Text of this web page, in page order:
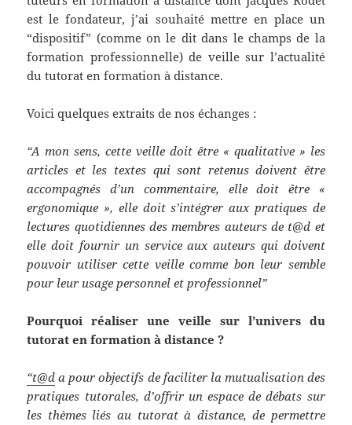
est le fondateur, j’ai souhaité mettre en place un
“dispositif” (comme on le dit dans le champs de la
formation professionnelle) de veille sur l’actualité
du tutorat en formation à distance.
Voici quelques extraits de nos échanges :
“A mon sens, cette veille doit être « qualitative » les
articles et les textes qui sont retenus doivent être
accompagnés d’un commentaire, elle doit être «
ergonomique », elle doit s’intégrer aux pratiques de
lectures quotidiennes des membres auteurs de t@d et
elle doit fournir un service aux auteurs qui doivent
pouvoir utiliser cette veille comme bon leur semble
pour leur usage personnel et professionnel”
Pourquoi réaliser une veille sur l’univers du
tutorat en formation à distance ?
“t@d a pour objectifs de faciliter la mutualisation des
pratiques tutorales, d’offrir un espace de débats sur
les thèmes liés au tutorat à distance, de permettre